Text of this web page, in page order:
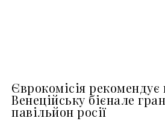
Єврокомісія
Венеційську бієнале
павільйон росії